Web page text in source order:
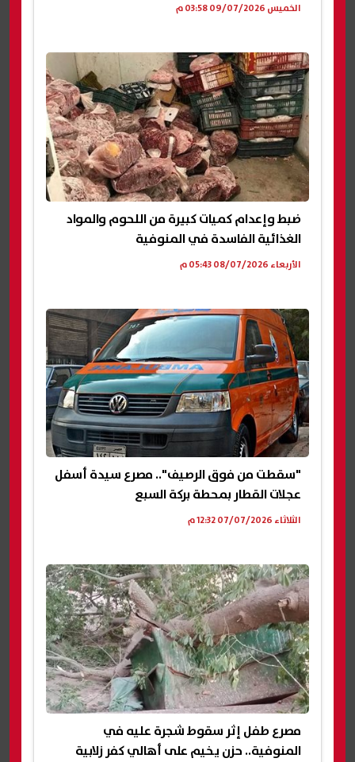
الخميس 09/07/2026 03:58 م
ضبط وإعدام كميات كبيرة من اللحوم والمواد
الغذائية الفاسدة في المنوفية
الأربعاء 08/07/2026 05:43 م
"سقطت من فوق الرصيف".. مصرع سيدة أسفل
عجلات القطار بمحطة بركة السبع
الثلاثاء 07/07/2026 12:32 م
مصرع طفل إثر سقوط شجرة عليه في
المنوفية.. حزن يخيم على أهالي كفر زلابية